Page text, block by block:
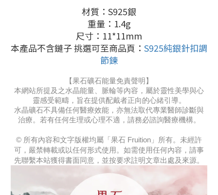
材質：S925銀
重量：1.4g
尺寸：11*11mm
本產品不含鏈子 挑選可至商品頁： S925純銀針扣調
節鍊
【果石礦石能量免責聲明】
本網站所提及之水晶能量、脈輪等內容，屬於靈性美學與心
靈感受範疇，旨在提供配戴者正向的心緒引導。
水晶礦石不具備任何醫療效能，亦無法取代專業醫師診斷與
治療。若有任何生理或心理不適，請務必諮詢醫療機構。
© 所有內容和文字版權均屬「果石 Fruition」所有。未經許
可，嚴禁轉載或以任何形式使用。如需使用任何內容，請事
先聯繫本站獲得書面同意，並按要求註明文章出處及來源。